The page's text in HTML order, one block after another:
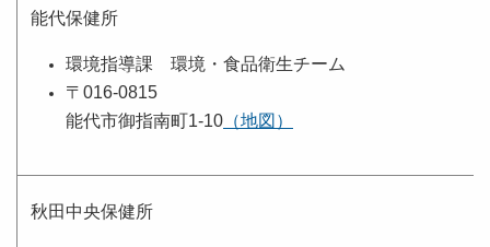
能代保健所
環境指導課 環境・食品衛生チーム
〒016-0815
能代市御指南町1-10 （地図）
秋田中央保健所